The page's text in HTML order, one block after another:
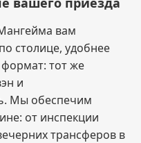
вам
столице, удобнее
тот же
и
Мы обеспечим
от инспекции
трансферов в